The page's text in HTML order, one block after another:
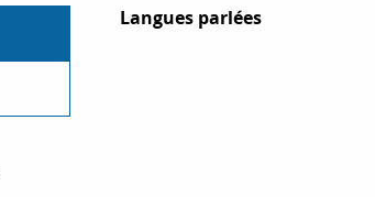
Langues parlées
Langues parlées